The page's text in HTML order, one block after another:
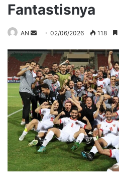
Fantastisnya
AN
Send
email
02/06/2026 118